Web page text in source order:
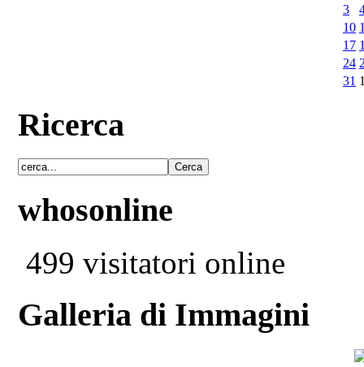
3
10
17
24
31
Ricerca
whosonline
499 visitatori online
Galleria di Immagini